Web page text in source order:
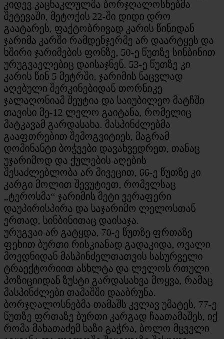
კიდევ კაცნაკლულმა ბორჯღალოსნებმა
შეტევაში, მეტოქის 22-ში დიდი დრო
გაატარეს, ფაქტობრივად კარის წინიდან
ჯარიმა კარში რამდენჯერმე არ დაარტყეს და
ხშირი ჯარიმების ფონზე, 50-ე წუთზე სინბინით
ურუგვაელებიც დაისაჯნენ. 53-ე წუთზე კი
კარის წინ 5 მეტრში, ჯარიმის ნაცვლად
აღებული შერკინებიდან თორნიკე
ჯალაღონიამ შეუტია და საიუბილეო მატჩში
თავისი მე-12 ლელო გაიტანა, რომელიც
მატკავამ გარდასახა. მასპინძლებმა
გააფთრებით შემოგვიტიეს, მაგრამ
დომინანტი ბოჭვები დავახვედრეთ, თანაც
უჯარიმოდ და ქულების აღების
შესაძლებლობა არ მივეცით, 66-ე წუთზე კი
კარგი მოლით შევუტიეთ, რომელსაც
„ტეროსმა“ ჯარიმის მეტი ვერაფერი
დაუპირისპირა და საჯარიმო ლელოსთან
ერთად, სინბინითაც დაისაჯა.
ურუგვაი არ გატყდა, 70-ე წუთზე ფრთაზე
ფეხით ბურთი რისკიანად გადაკიდა, ოვალი
მოედნიდან მასპინძელთათვის სასურველი
ტრაექტორიით ასხლტა და ლელოს რთული
პოზიციიდან ზუსტი გარდასახვა მოყვა, რამაც
მასპინძლები თამაშში დააბრუნა.
ბორჯღალოსნებმა თამაშს კვლავ უმატეს, 77-ე
წუთზე ფრთაზე ბურთი კარგად ჩაათამაშეს, იქ
რომა მახათაძემ ხაზი გაჭრა, ბოლო მცველი